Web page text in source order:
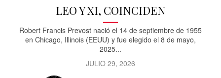
LEO Y XI, COINCIDEN
Robert Francis Prevost nació el 14 de septiembre de 1955
en Chicago, Illinois (EEUU) y fue elegido el 8 de mayo,
2025...
JULIO 29, 2026